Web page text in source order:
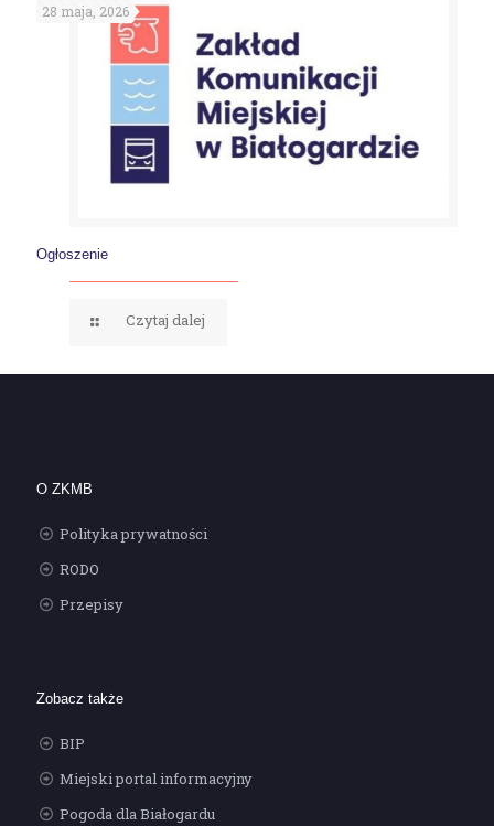
28 maja, 2026
Ogłoszenie
Czytaj dalej
O ZKMB
Polityka prywatności
RODO
Przepisy
Zobacz także
BIP
Miejski portal informacyjny
Pogoda dla Białogardu